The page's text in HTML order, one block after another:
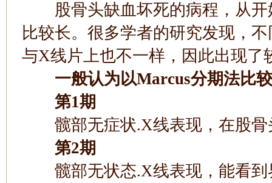
股骨头缺血坏死的病程，从开
比较长。很多学者的研究发现，
与X线片上也不一样，因此出现了
一般认为以Marcus分期法比
第1期
髋部无症状.X线表现，在股骨
第2期
髋部无状态.X线表现，能看到